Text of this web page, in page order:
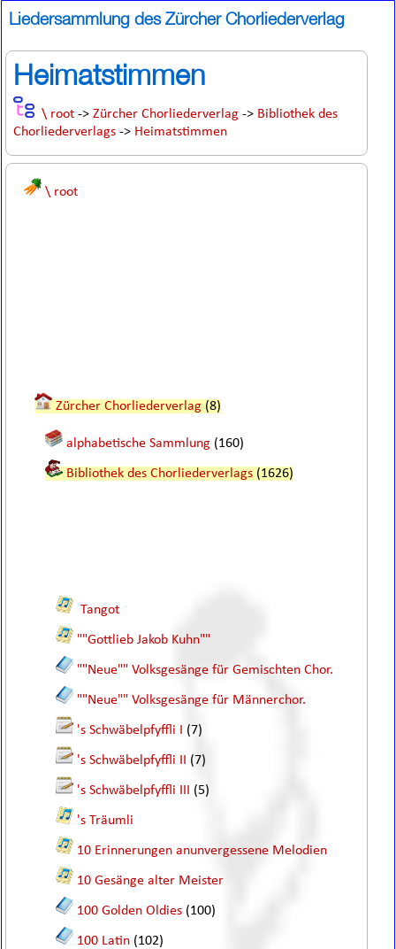
Liedersammlung des Zürcher Chorliederverlag
Heimatstimmen
\ root ->Zürcher Chorliederverlag -> Bibliothek des
Chorliederverlags -> Heimatstimmen
\ root
Zürcher Chorliederverlag (8)
alphabetische Sammlung (160)
Bibliothek des Chorliederverlags (1626)
Tangot
""Gottlieb Jakob Kuhn""
""Neue"" Volksgesänge für Gemischten Chor.
""Neue"" Volksgesänge für Männerchor.
's Schwäbelpfyffli I (7)
's Schwäbelpfyffli II (7)
's Schwäbelpfyffli III (5)
's Träumli
10 Erinnerungen anunvergessene Melodien
10 Gesänge alter Meister
100 Golden Oldies (100)
100 Latin (102)